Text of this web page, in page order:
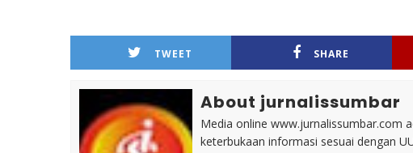
TWEET SHARE
About jurnalissumbar
Media online www.jurnalissumbar.com
keterbukaan informasi sesuai dengan